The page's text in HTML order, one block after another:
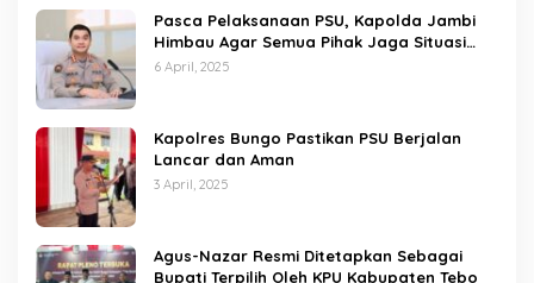
Pasca Pelaksanaan PSU, Kapolda Jambi
Himbau Agar Semua Pihak Jaga Situasi
Kamtibmas
6 April, 2025
Kapolres Bungo Pastikan PSU Berjalan
Lancar dan Aman
3 April, 2025
Agus-Nazar Resmi Ditetapkan Sebagai
Bupati Terpilih Oleh KPU Kabupaten Tebo